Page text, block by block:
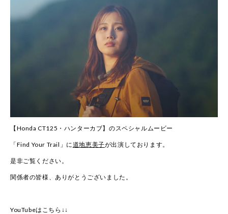
【Honda CT125・ハンターカブ】のスペシャルムービー
「Find Your Trail」に道地恵美子が出演しております。
是非ご覧ください。
関係者の皆様、ありがとうございました。
YouTubeはこちら↓↓